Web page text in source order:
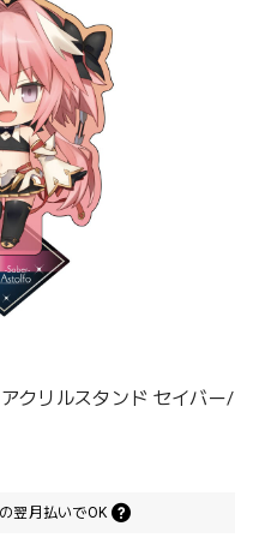
クリルスタンド セイバー/
翌月払いでOK